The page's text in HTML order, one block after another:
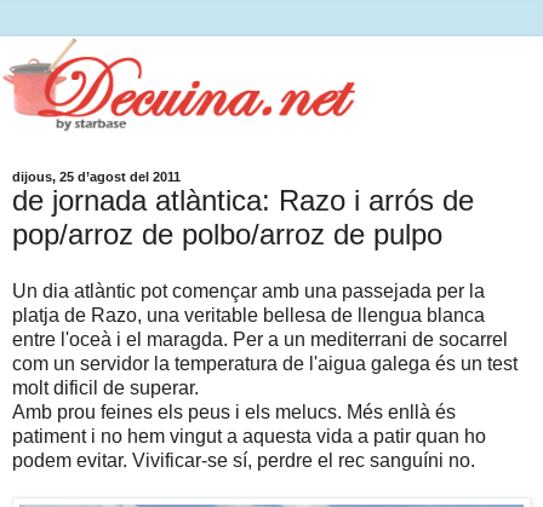
dijous, 25 d’agost del 2011
de jornada atlàntica: Razo i arrós de
pop/arroz de polbo/arroz de pulpo
Un dia atlàntic pot començar amb una passejada per la
platja de Razo, una veritable bellesa de llengua blanca
entre l'oceà i el maragda. Per a un mediterrani de socarrel
com un servidor la temperatura de l'aigua galega és un test
molt dificil de superar.
Amb prou feines els peus i els melucs. Més enllà és
patiment i no hem vingut a aquesta vida a patir quan ho
podem evitar. Vivificar-se sí, perdre el rec sanguíni no.